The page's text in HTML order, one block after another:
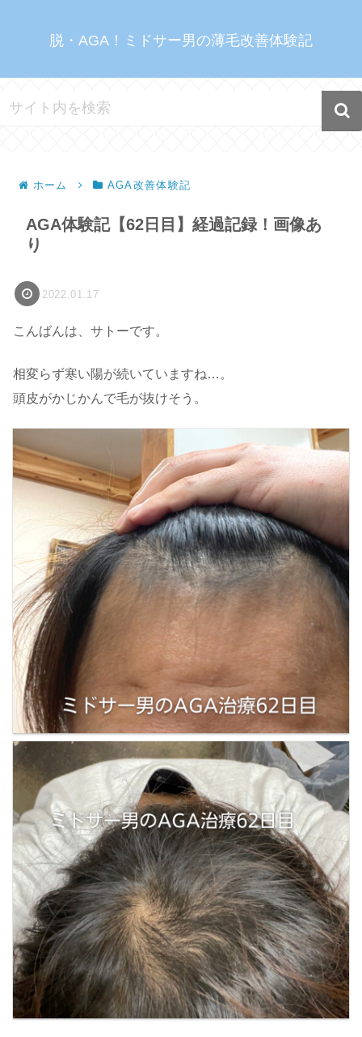
脱・AGA！ミドサー男の薄毛改善体験記
ホーム AGA改善体験記
AGA体験記【62日目】経過記録！画像あ
り
2022.01.17
こんばんは、サトーです。
相変らず寒い陽が続いていますね…。
頭皮がかじかんで毛が抜けそう。